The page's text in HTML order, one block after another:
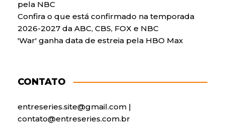
pela NBC
Confira o que está confirmado na temporada
2026-2027 da ABC, CBS, FOX e NBC
'War' ganha data de estreia pela HBO Max
CONTATO
entreseries.site@gmail.com |
contato@entreseries.com.br